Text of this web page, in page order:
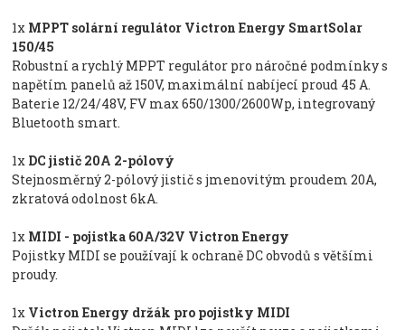
1x MPPT solární regulátor Victron Energy SmartSolar
150/45
Robustní a rychlý MPPT regulátor pro náročné podmínky s
napětím panelů až 150V, maximální nabíjecí proud 45 A.
Baterie 12/24/48V, FV max 650/1300/2600Wp, integrovaný
Bluetooth smart.
1x DC jistič 20A 2-pólový
Stejnosměrný 2-pólový jistič s jmenovitým proudem 20A,
zkratová odolnost 6kA.
1x MIDI - pojistka 60A/32V Victron Energy
Pojistky MIDI se používají k ochraně DC obvodů s většími
proudy.
1x Victron Energy držák pro pojistky MIDI